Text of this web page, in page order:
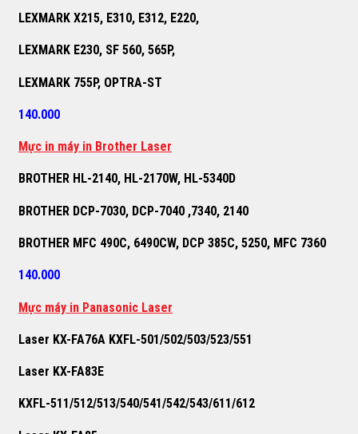
LEXMARK X215, E310, E312, E220,
LEXMARK E230, SF 560, 565P,
LEXMARK 755P, OPTRA-ST
140.000
Mực in máy in Brother Laser
BROTHER HL-2140, HL-2170W, HL-5340D
BROTHER DCP-7030, DCP-7040 ,7340, 2140
BROTHER MFC 490C, 6490CW, DCP 385C, 5250, MFC 7360
140.000
Mực máy in Panasonic Laser
Laser KX-FA76A KXFL-501/502/503/523/551
Laser KX-FA83E
KXFL-511/512/513/540/541/542/543/611/612